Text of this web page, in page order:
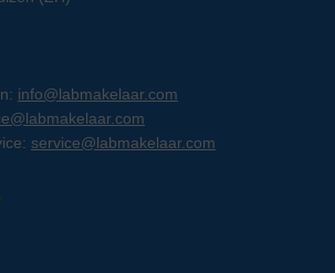
info@labmakelaar.com
service@labmakelaar.com